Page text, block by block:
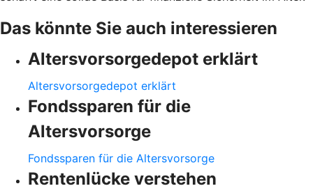
Das könnte Sie auch interessieren
Altersvorsorgedepot erklärt
Altersvorsorgedepot erklärt
Fondssparen für die
Altersvorsorge
Fondssparen für die Altersvorsorge
Rentenlücke verstehen